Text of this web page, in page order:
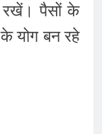
रखें। पैसों के
योग बन रहे